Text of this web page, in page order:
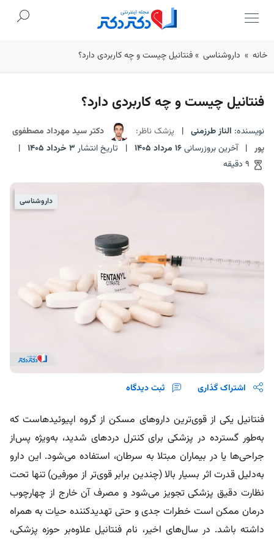
Skip
خانه » داروشناسی »فنتانیل چیست و چه کاربردی دارد؟
فنتانیل چیست و چه کاربردی دارد؟
نویسنده: الناز طرزمنی | پزشک ناظر:
دکتر سید مهرداد مصطفوی
پور | آخرین بروزرسانی16 مرداد 1405 | تاریخ انتشار 3 خرداد 1405
|
داروشناسی
اشتراک گذاری ثبت دیدگاه
فنتانیل یکی از قوی‌ترین داروهای مسکن از گروه اپیوئیدهاست که
به‌طور گسترده در پزشکی برای کنترل دردهای شدید، به‌ویژه پس‌از
جراحی‌ها یا در بیماران مبتلا به سرطان، استفاده می‌شود. این دارو
به‌دلیل قدرت اثر بسیار بالا (چندین برابر قوی‌تر از مورفین) تنها تحت
نظارت دقیق پزشکی تجویز می‌شود و مصرف آن خارج از چهارچوب
درمان ممکن است خطرات جدی و حتی تهدیدکننده حیات به همراه
داشته باشد. در سال‌های اخیر، نام فنتانیل علاوه‌بر حوزه پزشکی،